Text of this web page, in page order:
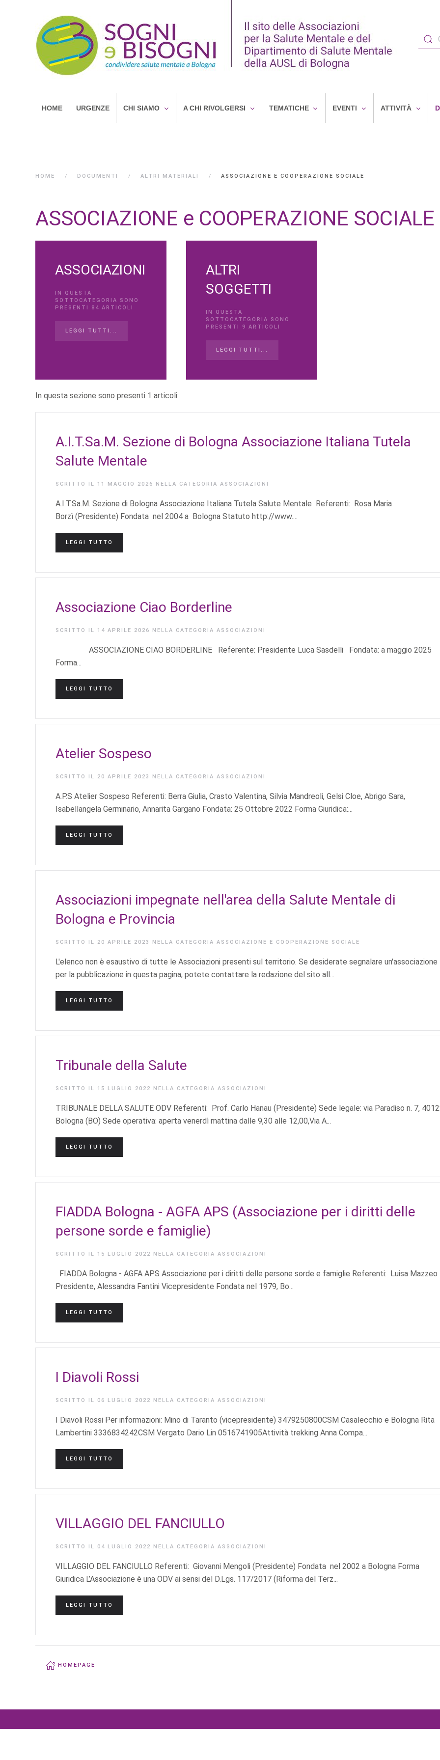
HOME URGENZE CHI SIAMO A CHI RIVOLGERSI TEMATICHE EVENTI ATTIVITÀ
HOME DOCUMENTI ALTRI MATERIALI ASSOCIAZIONE E COOPERAZIONE SOCIALE
ASSOCIAZIONE e COOPERAZIONE SOCIALE
ASSOCIAZIONI
IN QUESTA
SOTTOCATEGORIA SONO
PRESENTI 84 ARTICOLI
LEGGI TUTTI...
ALTRI
SOGGETTI
IN QUESTA
SOTTOCATEGORIA SONO
PRESENTI 9 ARTICOLI
LEGGI TUTTI...
In questa sezione sono presenti 1 articoli:
A.I.T.Sa.M. Sezione di Bologna Associazione Italiana Tutela
Salute Mentale
SCRITTO IL 11 MAGGIO 2026 NELLA CATEGORIA ASSOCIAZIONI
A.I.T.Sa.M. Sezione di Bologna Associazione Italiana Tutela Salute Mentale Referenti: Rosa Maria
Borzì (Presidente) Fondata nel 2004 a Bologna Statuto http://www....
LEGGI TUTTO
Associazione Ciao Borderline
SCRITTO IL 14 APRILE 2026 NELLA CATEGORIA ASSOCIAZIONI
ASSOCIAZIONE CIAO BORDERLINE Referente: Presidente Luca Sasdelli Fondata: a maggio 2025
Forma...
LEGGI TUTTO
Atelier Sospeso
SCRITTO IL 20 APRILE 2023 NELLA CATEGORIA ASSOCIAZIONI
A.P.S Atelier Sospeso Referenti: Berra Giulia, Crasto Valentina, Silvia Mandreoli, Gelsi Cloe, Abrigo Sara,
Isabellangela Germinario, Annarita Gargano Fondata: 25 Ottobre 2022 Forma Giuridica:...
LEGGI TUTTO
Associazioni impegnate nell'area della Salute Mentale di
Bologna e Provincia
SCRITTO IL 20 APRILE 2023 NELLA CATEGORIA ASSOCIAZIONE E COOPERAZIONE SOCIALE
L'elenco non è esaustivo di tutte le Associazioni presenti sul territorio. Se desiderate segnalare un'associazione
per la pubblicazione in questa pagina, potete contattare la redazione del sito all...
LEGGI TUTTO
Tribunale della Salute
SCRITTO IL 15 LUGLIO 2022 NELLA CATEGORIA ASSOCIAZIONI
TRIBUNALE DELLA SALUTE ODV Referenti: Prof. Carlo Hanau (Presidente) Sede legale: via Paradiso n. 7,
Bologna (BO) Sede operativa: aperta venerdì mattina dalle 9,30 alle 12,00,Via A...
LEGGI TUTTO
FIADDA Bologna - AGFA APS (Associazione per i diritti delle
persone sorde e famiglie)
SCRITTO IL 15 LUGLIO 2022 NELLA CATEGORIA ASSOCIAZIONI
FIADDA Bologna - AGFA APS Associazione per i diritti delle persone sorde e famiglie Referenti: Luisa Mazzeo
Presidente, Alessandra Fantini Vicepresidente Fondata nel 1979, Bo...
LEGGI TUTTO
I Diavoli Rossi
SCRITTO IL 06 LUGLIO 2022 NELLA CATEGORIA ASSOCIAZIONI
I Diavoli Rossi Per informazioni: Mino di Taranto (vicepresidente) 3479250800CSM Casalecchio e Bologna Rita
Lambertini 3336834242CSM Vergato Dario Lin 0516741905Attività trekking Anna Compa...
LEGGI TUTTO
VILLAGGIO DEL FANCIULLO
SCRITTO IL 04 LUGLIO 2022 NELLA CATEGORIA ASSOCIAZIONI
VILLAGGIO DEL FANCIULLO Referenti: Giovanni Mengoli (Presidente) Fondata nel 2002 a Bologna Forma
Giuridica L’Associazione è una ODV ai sensi del D.Lgs. 117/2017 (Riforma del Terz...
LEGGI TUTTO
HOMEPAGE